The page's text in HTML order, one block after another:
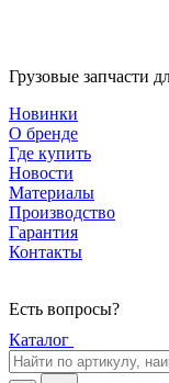
Грузовые запчасти
Новинки
О бренде
Где купить
Новости
Материалы
Производство
Гарантия
Контакты
Есть вопросы?
Каталог